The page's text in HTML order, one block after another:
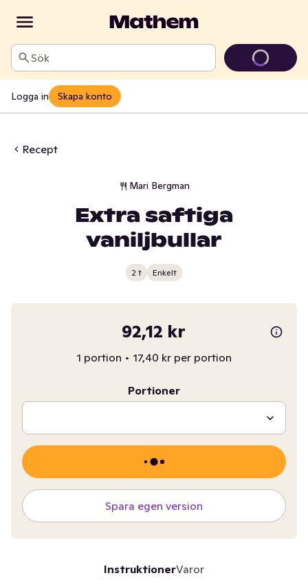
Sök
Logga in Skapa konto
Recept
Mari Bergman
Extra saftiga
vaniljbullar
2 t Enkelt
92,12 kr
1 portion • 17,40 kr per portion
Portioner
Spara egen version
InstruktionerVaror